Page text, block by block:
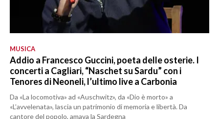
MUSICA
Addio a Francesco Guccini, poeta delle osterie. I
concerti a Cagliari, “Naschet su Sardu” con i
Tenores di Neoneli, l’ultimo live a Carbonia
Da «La locomotiva» ad «Auschwitz», da «Dio è morto» a
«L’avvelenata», lascia un patrimonio di memoria e libertà. Da
cantore del popolo, amava la Sardegna